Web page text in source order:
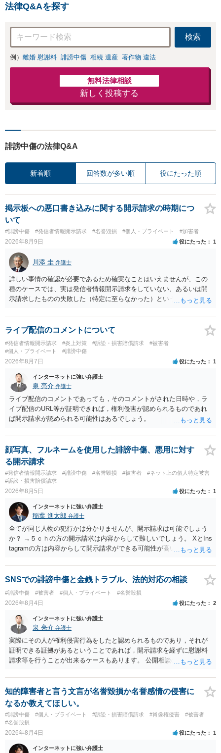
法律Q&Aを探す
検索
例） 離婚 慰謝料 誹謗中傷 相続 遺産 著作物 違法
無料法律相談
新しく投稿する
誹謗中傷の法律Q&A
新着順 回答数が多い順 役にたった順
掲示板への悪口書き込みに関する開示請求の時期につ
いて
#誹謗中傷 #発信者情報開示請求 #名誉毀損 #個人・プライベート #加害者
2026年8月9日 役にたった 1
川添 圭 弁護士
詳しい事情の確認が必要であるため確実なことはいえませんが、この
種のケースでは、実は発信者情報開示請求をしていない、あるいは開
示請求したものの失敗した（特定に至らなかった）という事案が比較
な投稿をする場合にはなおさら）。
ライブ配信のコメントについて
#発信者情報開示請求 #炎上対策 #訴訟・損害賠償請求
#被害者
#個人・プライベート
#誹謗中傷
2026年8月7日 役にたった 1
インターネットに強い弁護士
泉 亮介 弁護士
ライブ配信のコメントであっても，そのコメントがされた日時や，ラ
イブ配信のURL等が証明できれば，権利侵害が認められるものであれ
ば開示請求が認められる可能性はあるでしょう。
顔写真、フルネームを使用した誹謗中傷、悪用に対す
る開示請求
#発信者情報開示請求 #誹謗中傷 #名誉毀損 #被害者
#ネット上の個人特定被害
#訴訟・損害賠償請求
2026年8月5日 役にたった 1
インターネットに強い弁護士
稲葉 進太郎 弁護士
全てが同じ人物の犯行かは分かりませんが、開示請求は可能でしょう
か？ →５ｃｈの方の開示請求は内容からして難しいでしょう。 XとIns
tagramの方は内容からして開示請求ができる可能性が高いでしょう。
いでしょう。７月中にアカウントが削除されている場合、今から進め
ても失敗する可能性が高いように思われます。 相手を特定できた場
合、相手に全ての弁護士費用を負担させることは可能でしょうか？ →
訴訟外の交渉で相手方が認めれば負担させることができるでしょう。
訴訟で判決となった場合は、実際の弁護士費用が認められる場合と認
められない場合があり何ともいえないところでしょう。
SNSでの誹謗中傷と金銭トラブル、法的対応の相談
#誹謗中傷 #被害者 #個人・プライベート #名誉毀損
2026年8月4日 役にたった 2
インターネットに強い弁護士
泉 亮介 弁護士
実際にその人が権利侵害行為をしたと認められるものであり，それが
証明できる証拠があるということであれば，開示請求を経ずに慰謝料
請求等を行うことが出来るケースもあります。 公開相談の場では回答
に個別に相談されると良いでしょう。
知的障害者と言う文言が名誉毀損か名誉感情の侵害に
なるか教えてほしい。
#誹謗中傷 #個人・プライベート #訴訟・損害賠償請求 #肖像権侵害
#被害者
#名誉毀損
2026年8月4日 役にたった 1
インターネットに強い弁護士